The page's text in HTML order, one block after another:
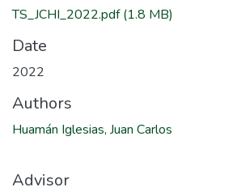
TS_JCHI_2022.pdf(1.8 MB)
Date
2022
Authors
Huamán Iglesias, Juan Carlos
Advisor